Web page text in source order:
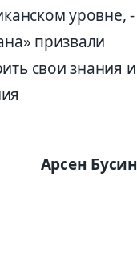
уровне, -
призвали
свои знания и
Арсен Бусин